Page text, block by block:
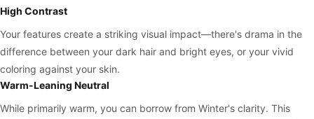
High Contrast
Your features create a striking visual impact—there's drama in the
difference between your dark hair and bright eyes, or your vivid
coloring against your skin.
Warm-Leaning Neutral
While primarily warm, you can borrow from Winter's clarity. This